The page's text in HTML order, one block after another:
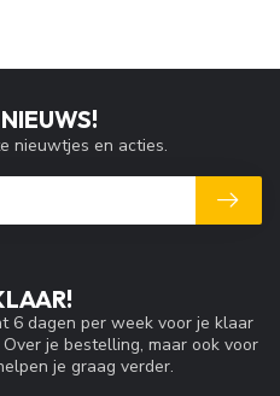
6 dagen per week voor je klaar
je bestelling, maar ook voor
je graag verder.
nieuwtjes en acties.